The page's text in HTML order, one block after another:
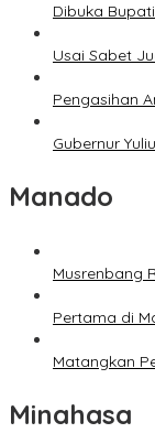
Dibuka
Usai Sabet
Pengasihan
Gubernur
Manado
Musrenbang
Pertama di
Matangkan
Minahasa